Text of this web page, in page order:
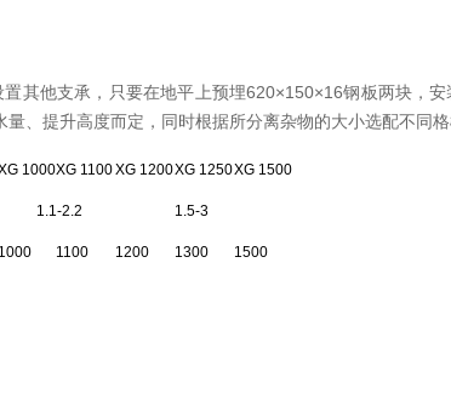
其他支承，只要在地平上预埋620×150×16钢板两块，安
量、提升高度而定，同时根据所分离杂物的大小选配不同格
1000XG 1100XG 1200XG 1250XG 1500
1.1-2.2
1.5-3
1000 1100 1200 1300
1500